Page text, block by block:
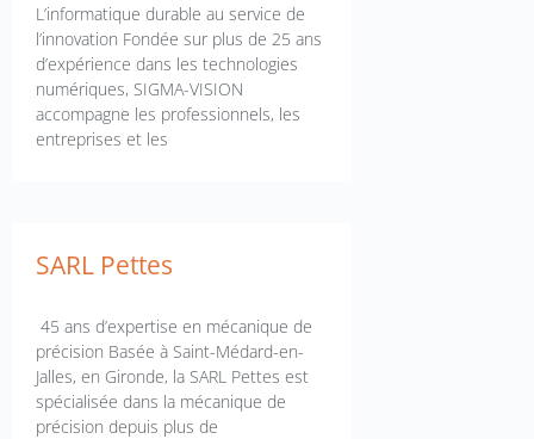
L’informatique durable au service de
l’innovation Fondée sur plus de 25 ans
d’expérience dans les technologies
numériques, SIGMA-VISION
accompagne les professionnels, les
entreprises et les
SARL Pettes
45 ans d’expertise en mécanique de
précision Basée à Saint-Médard-en-
Jalles, en Gironde, la SARL Pettes est
spécialisée dans la mécanique de
précision depuis plus de